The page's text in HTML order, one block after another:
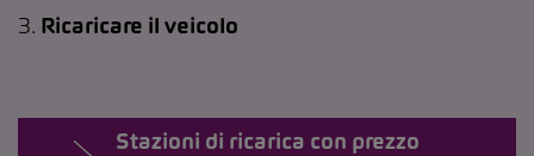
3. Ricaricare il veicolo
Stazioni di ricarica con prezzo